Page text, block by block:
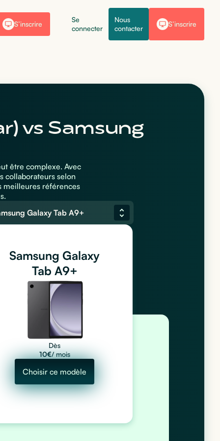
S’inscrire
Se
connecter
Nous
contacter
S’inscrire
vs Samsung
être complexe. Avec
collaborateurs selon
meilleures références
Galaxy Tab A9+
Samsung Galaxy
Tab A9+
Dès
10€/ mois
Choisir ce modèle